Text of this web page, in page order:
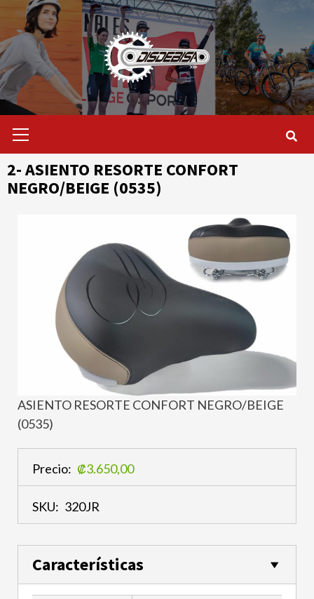
Saltar
contenido
primario
2- ASIENTO RESORTE CONFORT
NEGRO/BEIGE (0535)
ASIENTO RESORTE CONFORT NEGRO/BEIGE
(0535)
Precio: ₡3.650,00
SKU: 320JR
Características